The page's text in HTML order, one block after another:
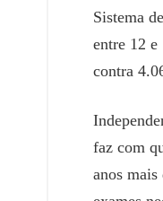
Sistema
entre 12 e
contra
faz com
anos